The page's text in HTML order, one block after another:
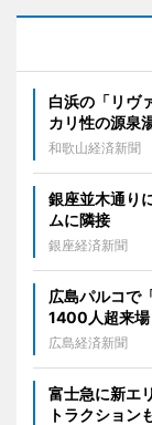
白浜の「リヴ
カリ性の源泉
和歌山経済新聞
銀座並木通り
ムに隣接
銀座経済新聞
広島パルコで
1400人超来場
広島経済新聞
富士急に新エ
トラクション